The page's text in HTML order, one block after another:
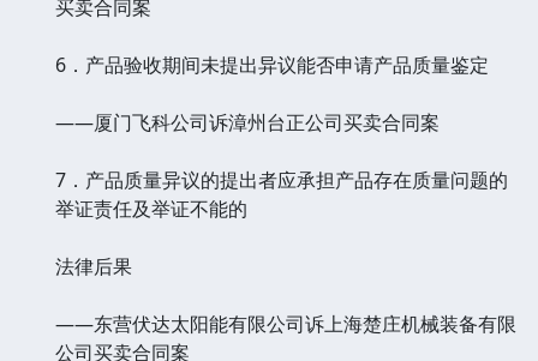
买卖合同案
6．产品验收期间未提出异议能否申请产品质量鉴定
——厦门飞科公司诉漳州台正公司买卖合同案
7．产品质量异议的提出者应承担产品存在质量问题的
举证责任及举证不能的
法律后果
——东营伏达太阳能有限公司诉上海楚庄机械装备有限
公司买卖合同案